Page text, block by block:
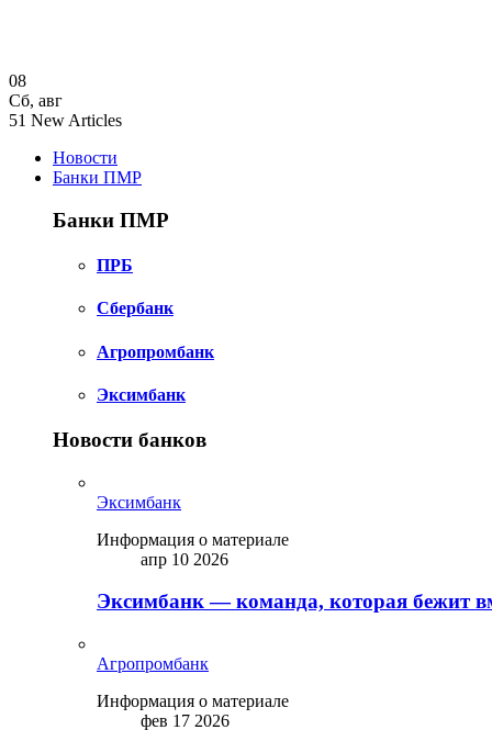
08
Сб, авг
51 New Articles
Новости
Банки ПМР
Банки ПМР
ПРБ
Сбербанк
Агропромбанк
Эксимбанк
Новости банков
Эксимбанк
Информация о материале
апр 10 2026
Эксимбанк — команда, которая бежит
Агропромбанк
Информация о материале
фев 17 2026